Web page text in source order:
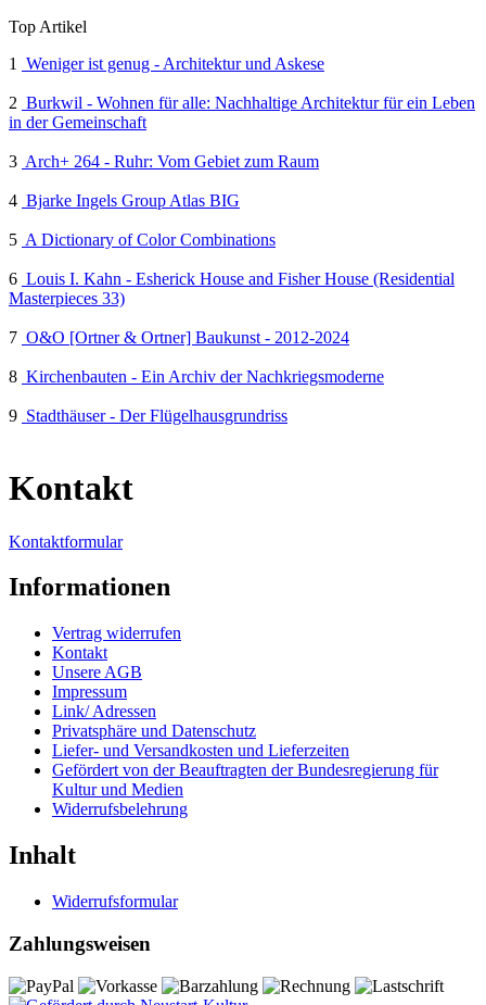
Top Artikel
1
Weniger ist genug - Architektur und Askese
2 Burkwil - Wohnen für alle: Nachhaltige Architektur für ein Leben
in der Gemeinschaft
3 Arch+ 264 - Ruhr: Vom Gebiet zum Raum
4 Bjarke Ingels Group Atlas BIG
5 A Dictionary of Color Combinations
6 Louis I. Kahn - Esherick House and Fisher House (Residential
Masterpieces 33)
7 O&O [Ortner & Ortner] Baukunst - 2012-2024
8 Kirchenbauten - Ein Archiv der Nachkriegsmoderne
9 Stadthäuser - Der Flügelhausgrundriss
Kontakt
Kontaktformular
Informationen
Vertrag widerrufen
Kontakt
Unsere AGB
Impressum
Link/ Adressen
Privatsphäre und Datenschutz
Liefer- und Versandkosten und Lieferzeiten
Gefördert von der Beauftragten der Bundesregierung für
Kultur und Medien
Widerrufsbelehrung
Inhalt
Widerrufsformular
Zahlungsweisen